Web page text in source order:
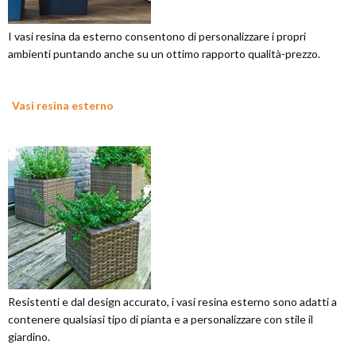
I vasi resina da esterno consentono di personalizzare i propri
ambienti puntando anche su un ottimo rapporto qualità-prezzo.
Vasi resina esterno
Resistenti e dal design accurato, i vasi resina esterno sono adatti a
contenere qualsiasi tipo di pianta e a personalizzare con stile il
giardino.